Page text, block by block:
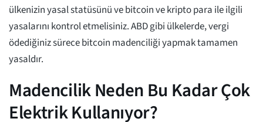
ülkenizin yasal statüsünü ve bitcoin ve kripto para ile ilgili
yasalarını kontrol etmelisiniz. ABD gibi ülkelerde, vergi
ödediğiniz sürece bitcoin madenciliği yapmak tamamen
yasaldır.
Madencilik Neden Bu Kadar Çok
Elektrik Kullanıyor?